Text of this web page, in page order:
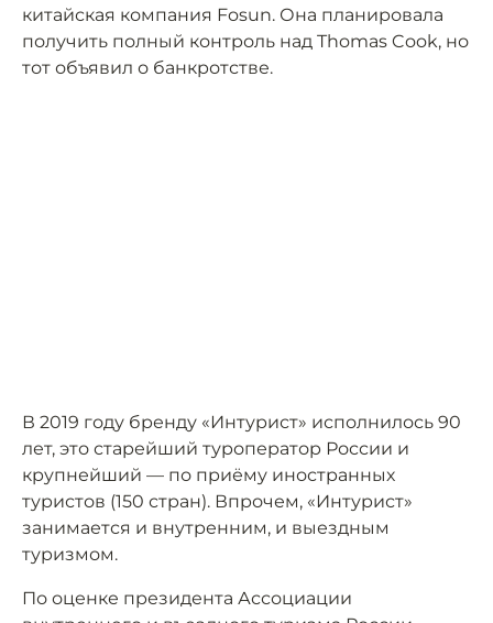
китайская компания Fosun. Она планировала
получить полный контроль над Thomas Cook, но
тот объявил о банкротстве.
В 2019 году бренду «Интурист» исполнилось 90
лет, это старейший туроператор России и
крупнейший — по приёму иностранных
туристов (150 стран). Впрочем, «Интурист»
занимается и внутренним, и выездным
туризмом.
По оценке президента Ассоциации